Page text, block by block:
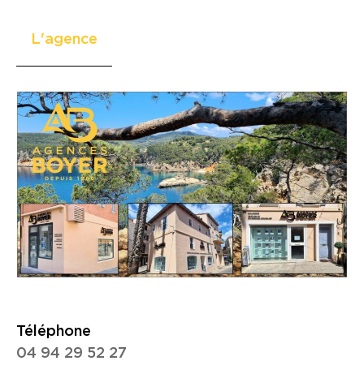
L'agence
Téléphone
04 94 29 52 27